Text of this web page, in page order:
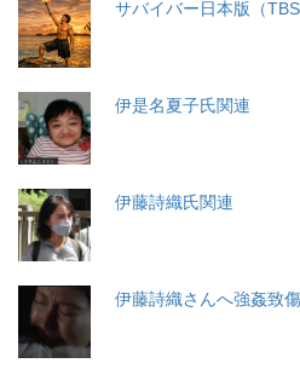
サバイバー日本版（
伊是名夏子氏関連
伊藤詩織氏関連
伊藤詩織さんへ強姦致